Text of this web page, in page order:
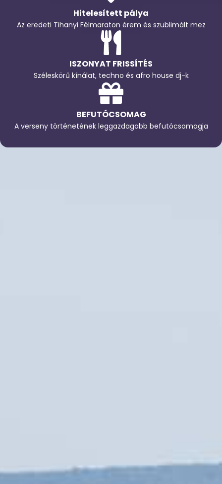
Hitelesített pálya
Az eredeti Tihanyi Félmaraton érem és szublimált mez
ISZONYAT FRISSÍTÉS
Széleskörű kínálat, techno és afro house dj-k
BEFUTÓCSOMAG
A verseny történetének leggazdagabb befutócsomagja